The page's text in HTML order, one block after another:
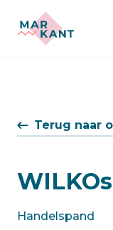
Terug naar
Handelspand